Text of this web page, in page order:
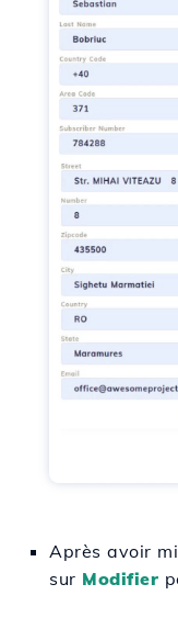
Après avoir
sur Modifier